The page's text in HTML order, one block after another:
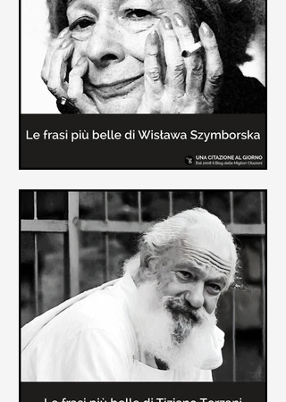
Le frasi più belle delle poesie di
Wisława Szymborska
In questa pagina sono raccolte le
migliori frasi brevi tratte dalle poesie
di Wisława Szymborska sull'amore e
sulla vita